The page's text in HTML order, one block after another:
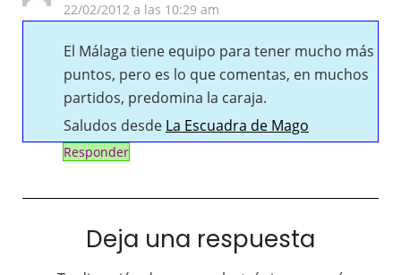
22/02/2012 a las 10:29 am
El Málaga tiene equipo para tener mucho más
puntos, pero es lo que comentas, en muchos
partidos, predomina la caraja.
Saludos desde La Escuadra de Mago
Responder
Deja una respuesta